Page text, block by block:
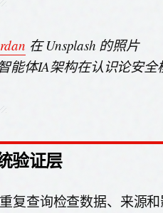
在 Unsplash 的照片
能体IA架构在认识论安
验证层
复查询检查数据、来源和